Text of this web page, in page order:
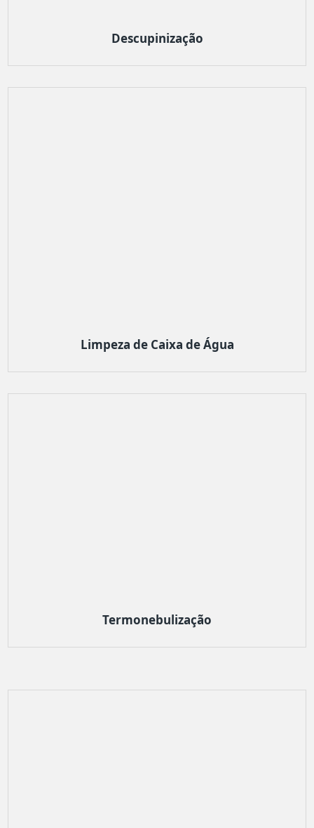
Descupinização
Limpeza de Caixa de Água
Termonebulização